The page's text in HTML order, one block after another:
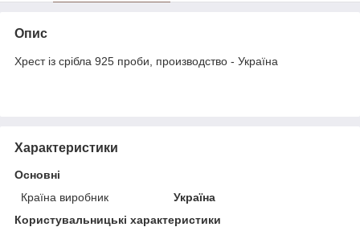
Опис
Хрест із срібла 925 проби, производство - Україна
Характеристики
Основні
Країна виробник
Україна
Користувальницькі характеристики